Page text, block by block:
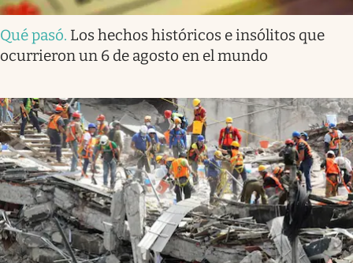
Qué pasó. Los hechos históricos e insólitos que
ocurrieron un 6 de agosto en el mundo